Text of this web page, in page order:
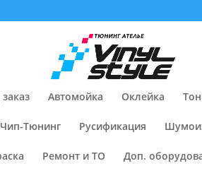
Автомойка Оклейка
Чип-Тюнинг Русификация
Ремонт и ТО Доп.